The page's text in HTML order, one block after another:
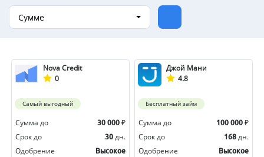
Сумме
Nova Credit
0
Самый выгодный
Сумма до 30 000 ₽
Срок до
30 дн.
Одобрение
Высокое
Джой Мани
4.8
Бесплатный займ
Сумма до 100 000 ₽
Срок до
168 дн.
Одобрение
Высокое